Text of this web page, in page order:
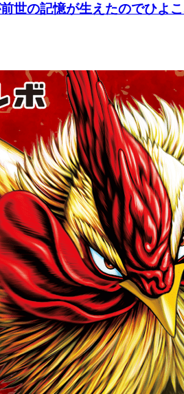
世の記憶が生えたのでひよ